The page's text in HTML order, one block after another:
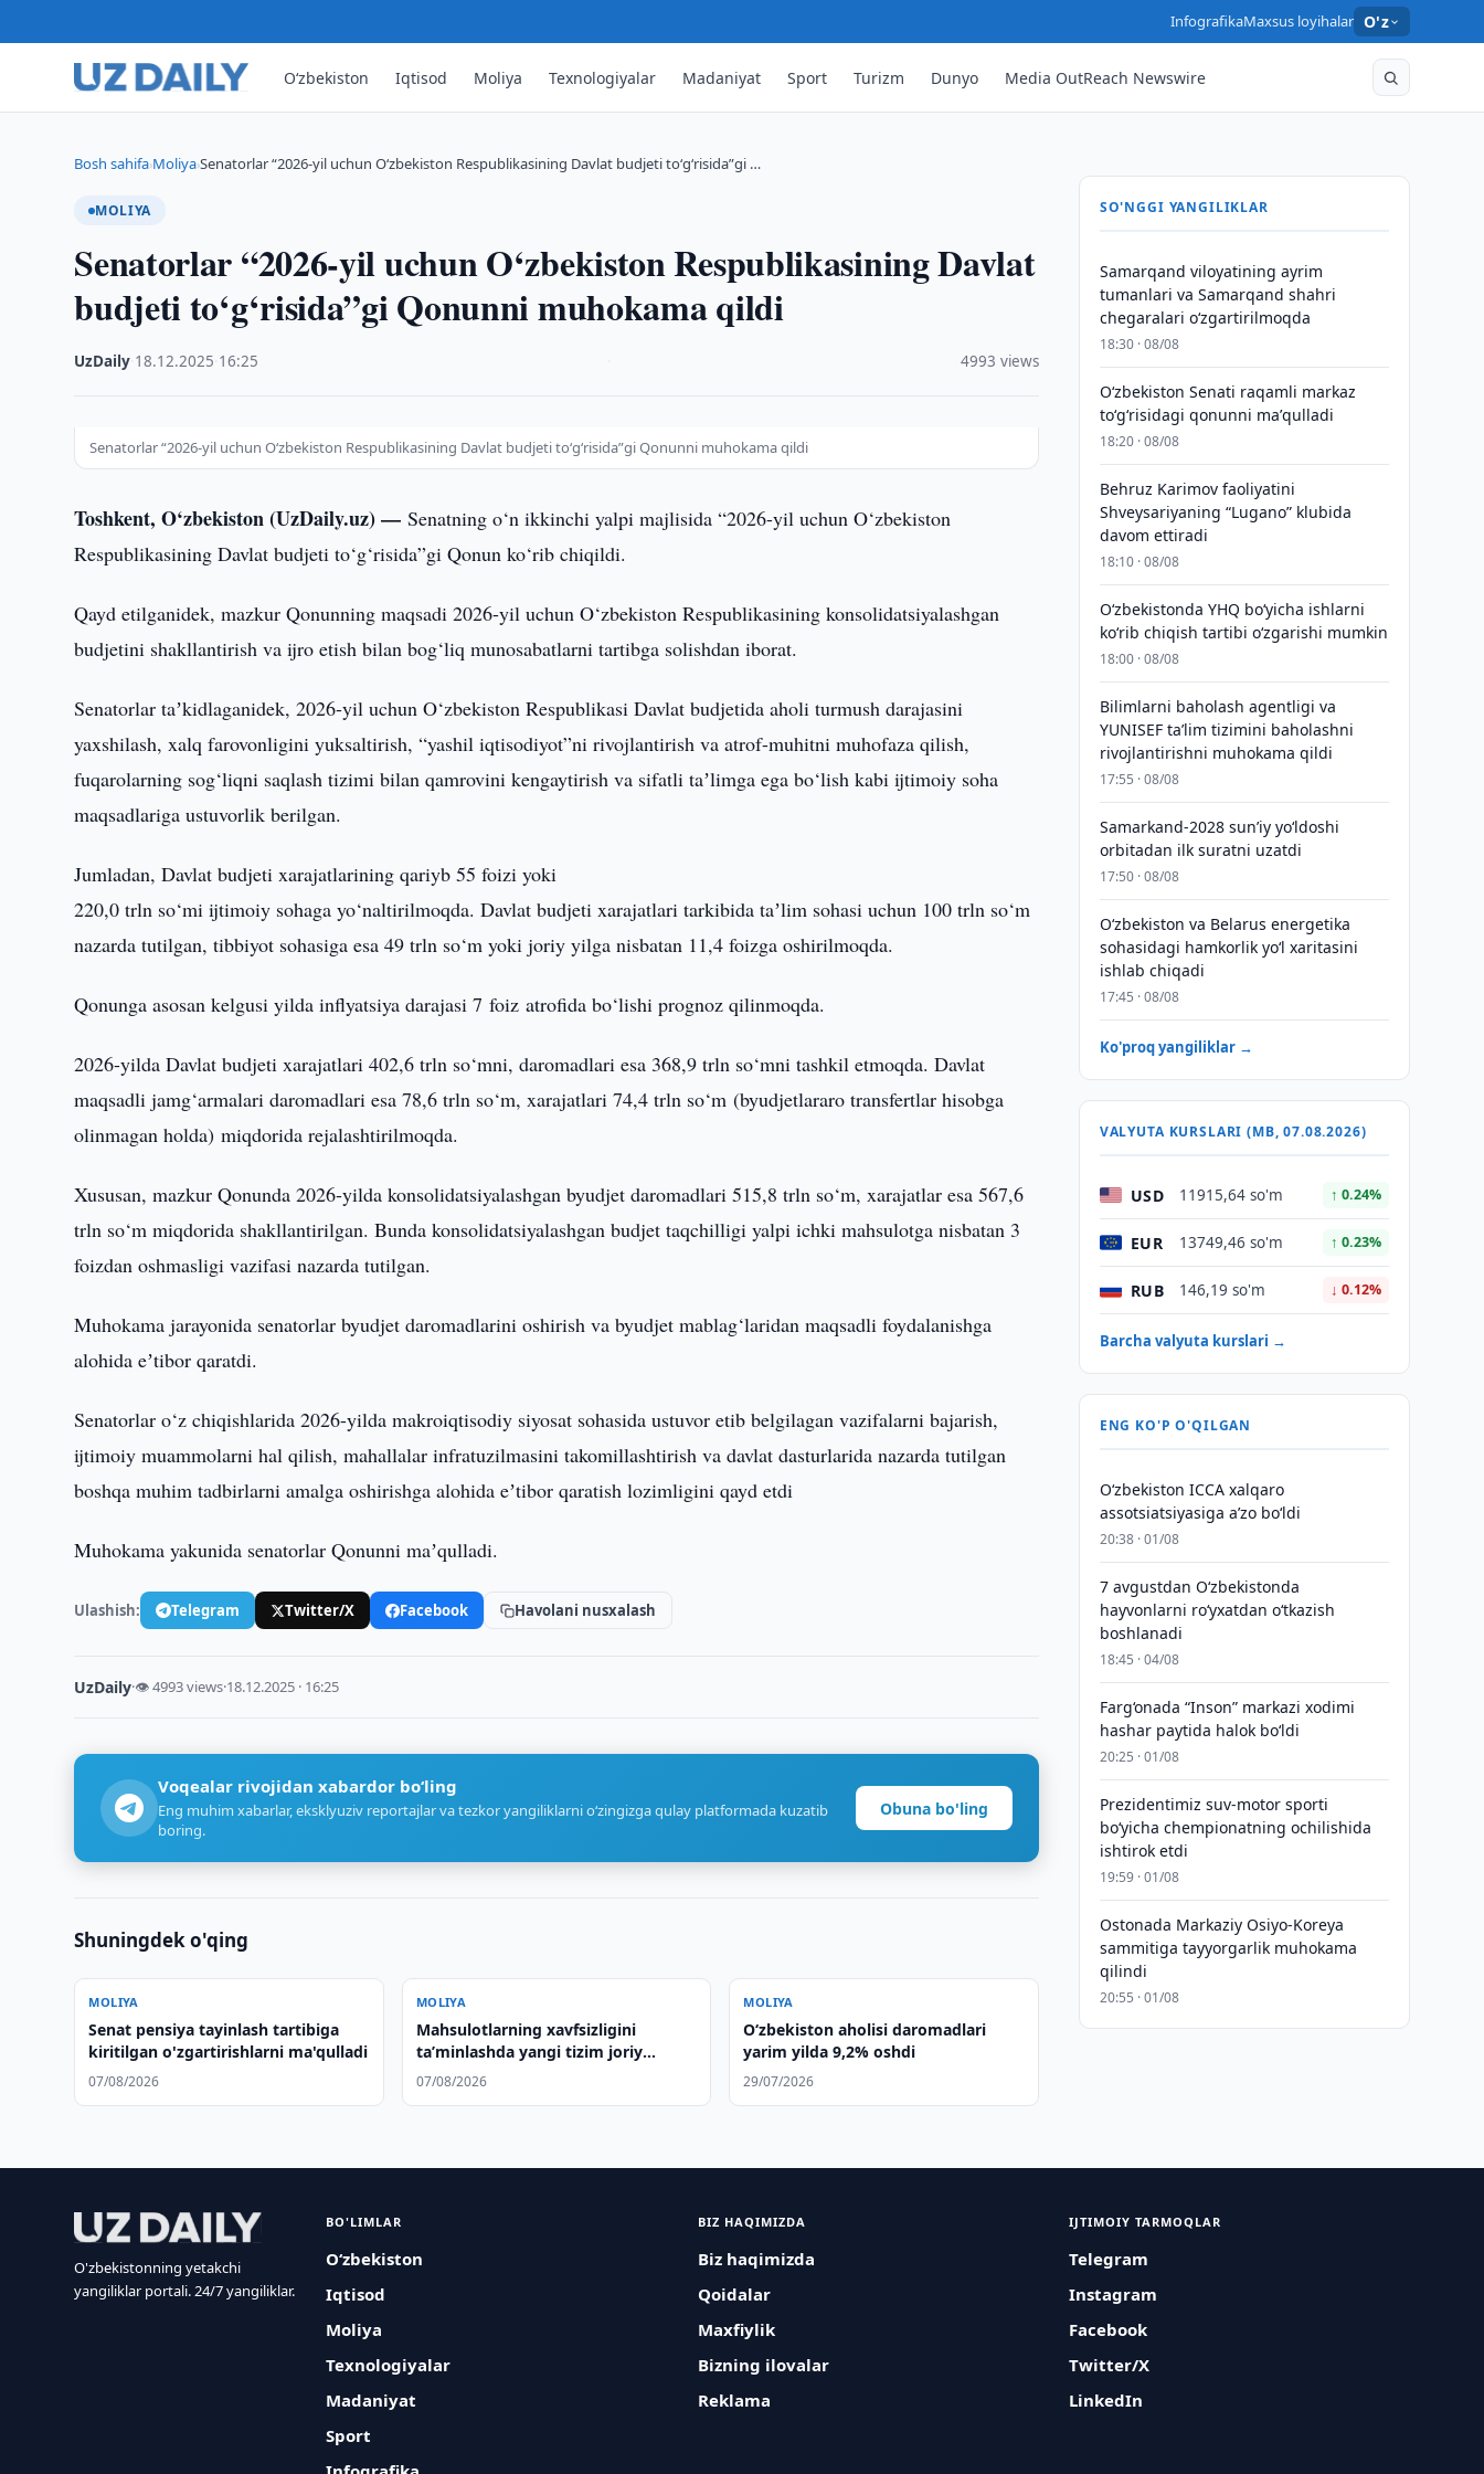
InfografikaMaxsus loyihalar O'z
O‘zbekiston Iqtisod Moliya Texnologiyalar Madaniyat Sport Turizm Dunyo Media OutReach Newswire
Bosh sahifa›Moliya›Senatorlar “2026-yil uchun O‘zbekiston Respublikasining Davlat budjeti to‘g‘risida”gi …
MOLIYA
Senatorlar “2026-yil uchun O‘zbekiston Respublikasining Davlat
budjeti to‘g‘risida”gi Qonunni muhokama qildi
UzDaily 18.12.2025 16:25 4993 views
Senatorlar “2026-yil uchun O‘zbekiston Respublikasining Davlat budjeti to‘g‘risida”gi Qonunni muhokama qildi
Toshkent, O‘zbekiston (UzDaily.uz) —Senatning o‘n ikkinchi yalpi majlisida “2026-yil uchun O‘zbekiston
Respublikasining Davlat budjeti to‘g‘risida”gi Qonun ko‘rib chiqildi.
Qayd etilganidek, mazkur Qonunning maqsadi 2026-yil uchun O‘zbekiston Respublikasining konsolidatsiyalashgan
budjetini shakllantirish va ijro etish bilan bog‘liq munosabatlarni tartibga solishdan iborat.
Senatorlar taʼkidlaganidek, 2026-yil uchun O‘zbekiston Respublikasi Davlat budjetida aholi turmush darajasini
yaxshilash, xalq farovonligini yuksaltirish, “yashil iqtisodiyot”ni rivojlantirish va atrof-muhitni muhofaza qilish,
fuqarolarning sog‘liqni saqlash tizimi bilan qamrovini kengaytirish va sifatli taʼlimga ega bo‘lish kabi ijtimoiy soha
maqsadlariga ustuvorlik berilgan.
Jumladan, Davlat budjeti xarajatlarining qariyb 55 foizi yoki
220,0 trln so‘mi ijtimoiy sohaga yo‘naltirilmoqda. Davlat budjeti xarajatlari tarkibida taʼlim sohasi uchun 100 trln so‘m
nazarda tutilgan, tibbiyot sohasiga esa 49 trln so‘m yoki joriy yilga nisbatan 11,4 foizga oshirilmoqda.
Qonunga asosan kelgusi yilda inflyatsiya darajasi 7 foiz atrofida bo‘lishi prognoz qilinmoqda.
2026-yilda Davlat budjeti xarajatlari 402,6 trln so‘mni, daromadlari esa 368,9 trln so‘mni tashkil etmoqda. Davlat
maqsadli jamg‘armalari daromadlari esa 78,6 trln so‘m, xarajatlari 74,4 trln so‘m (byudjetlararo transfertlar hisobga
olinmagan holda) miqdorida rejalashtirilmoqda.
Xususan, mazkur Qonunda 2026-yilda konsolidatsiyalashgan byudjet daromadlari 515,8 trln so‘m, xarajatlar esa 567,6
trln so‘m miqdorida shakllantirilgan. Bunda konsolidatsiyalashgan budjet taqchilligi yalpi ichki mahsulotga nisbatan 3
foizdan oshmasligi vazifasi nazarda tutilgan.
Muhokama jarayonida senatorlar byudjet daromadlarini oshirish va byudjet mablag‘laridan maqsadli foydalanishga
alohida eʼtibor qaratdi.
Senatorlar o‘z chiqishlarida 2026-yilda makroiqtisodiy siyosat sohasida ustuvor etib belgilagan vazifalarni bajarish,
ijtimoiy muammolarni hal qilish, mahallalar infratuzilmasini takomillashtirish va davlat dasturlarida nazarda tutilgan
boshqa muhim tadbirlarni amalga oshirishga alohida eʼtibor qaratish lozimligini qayd etdi
Muhokama yakunida senatorlar Qonunni maʼqulladi.
Ulashish: Telegram Twitter/X Facebook Havolani nusxalash
UzDaily·👁 4993 views·18.12.2025 · 16:25
Voqealar rivojidan xabardor bo‘ling
Eng muhim xabarlar, eksklyuziv reportajlar va tezkor yangiliklarni o‘zingizga qulay platformada kuzatib
boring.
Obuna bo'ling
Shuningdek o'qing
MOLIYA
Senat pensiya tayinlash tartibiga
kiritilgan o'zgartirishlarni ma'qulladi
07/08/2026
MOLIYA
Mahsulotlarning xavfsizligini
taʼminlashda yangi tizim joriy
qilinmoqda
07/08/2026
MOLIYA
O‘zbekiston aholisi daromadlari
yarim yilda 9,2% oshdi
29/07/2026
SO'NGGI YANGILIKLAR
Samarqand viloyatining ayrim
tumanlari va Samarqand shahri
chegaralari oʻzgartirilmoqda
18:30 · 08/08
Oʻzbekiston Senati raqamli markaz
toʻgʻrisidagi qonunni maʼqulladi
18:20 · 08/08
Behruz Karimov faoliyatini
Shveysariyaning “Lugano” klubida
davom ettiradi
18:10 · 08/08
O‘zbekistonda YHQ bo‘yicha ishlarni
ko‘rib chiqish tartibi o‘zgarishi mumkin
18:00 · 08/08
Bilimlarni baholash agentligi va
YUNISEF taʼlim tizimini baholashni
rivojlantirishni muhokama qildi
17:55 · 08/08
Samarkand-2028 sunʼiy yo‘ldoshi
orbitadan ilk suratni uzatdi
17:50 · 08/08
Oʻzbekiston va Belarus energetika
sohasidagi hamkorlik yoʻl xaritasini
ishlab chiqadi
17:45 · 08/08
Ko'proq yangiliklar →
VALYUTA KURSLARI (MB, 07.08.2026)
USD 11915,64 so'm ↑ 0.24%
EUR 13749,46 so'm ↑ 0.23%
RUB 146,19 so'm ↓ 0.12%
Barcha valyuta kurslari →
ENG KO'P O'QILGAN
O‘zbekiston ICCA xalqaro
assotsiatsiyasiga aʼzo bo‘ldi
20:38 · 01/08
7 avgustdan O‘zbekistonda
hayvonlarni ro‘yxatdan o‘tkazish
boshlanadi
18:45 · 04/08
Farg‘onada “Inson” markazi xodimi
hashar paytida halok bo‘ldi
20:25 · 01/08
Prezidentimiz suv-motor sporti
bo‘yicha chempionatning ochilishida
ishtirok etdi
19:59 · 01/08
Ostonada Markaziy Osiyo-Koreya
sammitiga tayyorgarlik muhokama
qilindi
20:55 · 01/08
O'zbekistonning yetakchi
yangiliklar portali. 24/7 yangiliklar.
BO'LIMLAR
O‘zbekiston
Iqtisod
Moliya
Texnologiyalar
Madaniyat
Sport
BIZ HAQIMIZDA
Biz haqimizda
Qoidalar
Maxfiylik
Bizning ilovalar
Reklama
IJTIMOIY TARMOQLAR
Telegram
Instagram
Facebook
Twitter/X
LinkedIn